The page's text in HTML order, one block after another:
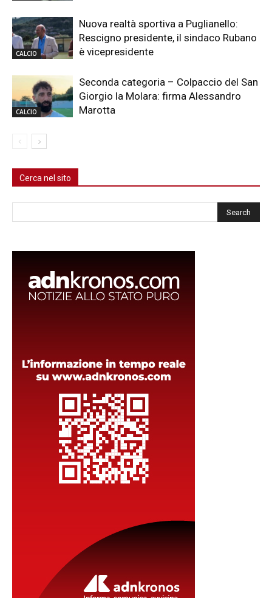
CALCIO
Nuova realtà sportiva a Puglianello:
Rescigno presidente, il sindaco Rubano
è vicepresidente
CALCIO
Seconda categoria – Colpaccio del San
Giorgio la Molara: firma Alessandro
Marotta
Cerca nel sito